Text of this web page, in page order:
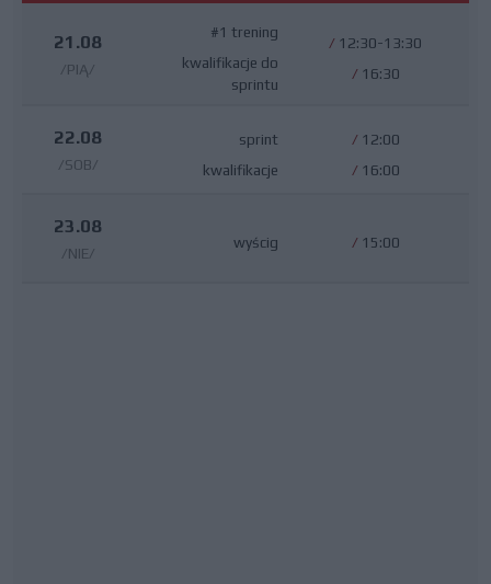
21.08
/PIĄ/
#1 trening
kwalifikacje do
sprintu
/ 12:30-13:30
/ 16:30
22.08
/SOB/
sprint
kwalifikacje
/ 12:00
/ 16:00
23.08
/NIE/
wyścig / 15:00